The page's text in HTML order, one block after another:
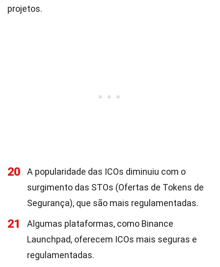
projetos.
20
A popularidade das ICOs diminuiu com o
surgimento das STOs (Ofertas de Tokens de
Segurança), que são mais regulamentadas.
21
Algumas plataformas, como Binance
Launchpad, oferecem ICOs mais seguras e
regulamentadas.